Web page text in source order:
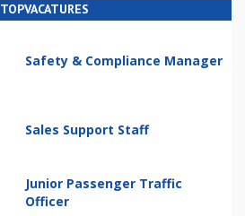
TOPVACATURES
Safety & Compliance Manager
Sales Support Staff
Junior Passenger Traffic
Officer